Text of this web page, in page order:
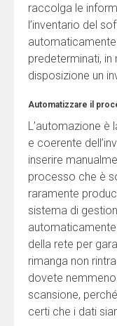
raccolga le
l’inventario del
predeterminati,
disposizione un
Automatizzare il
L’automazione è
e coerente
inserire
processo che è
raramente
sistema di
della rete per
rimanga non
dovete
scansione,
certi che i dati